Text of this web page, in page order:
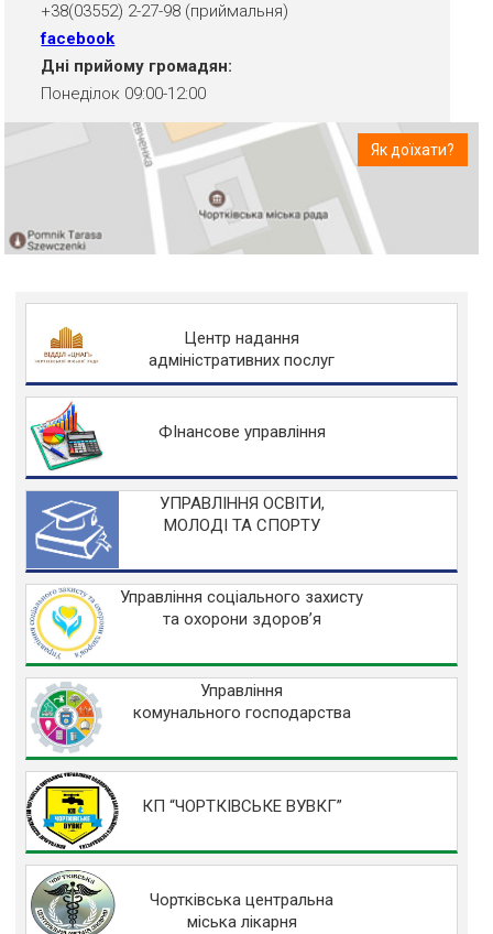
+38(03552) 2-27-98 (приймальня)
facebook
Дні прийому громадян:
Понеділок 09:00-12:00
Як доїхати?
Центр надання
адміністративних послуг
ФІнансове управління
УПРАВЛІННЯ ОСВІТИ,
МОЛОДІ ТА СПОРТУ
Управління соціального захисту
та охорони здоров’я
Управління
комунального господарства
КП “ЧОРТКІВСЬКЕ ВУВКГ”
Чортківська центральна
міська лікарня